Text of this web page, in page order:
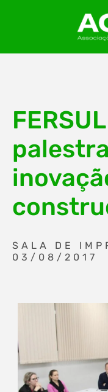
SALA DE
03/08/2017